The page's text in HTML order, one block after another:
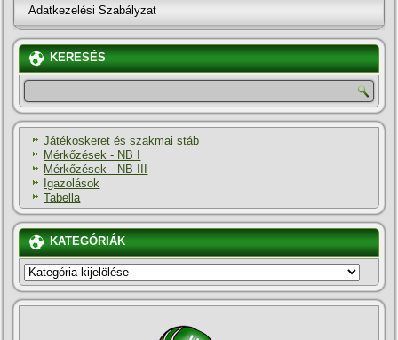
Adatkezelési Szabályzat
KERESÉS
Játékoskeret és szakmai stáb
Mérkőzések - NB I
Mérkőzések - NB III
Igazolások
Tabella
KATEGÓRIÁK
KATEGÓRIÁK